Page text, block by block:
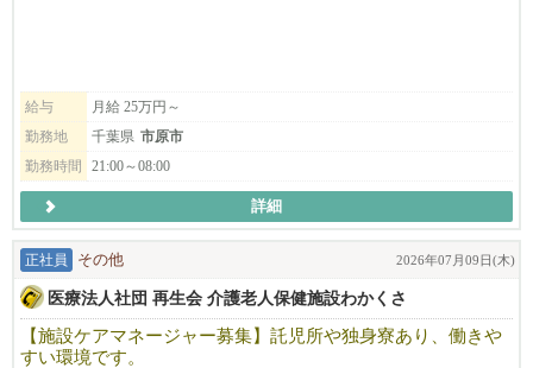
【待遇・福利厚生】
■ 資格取得支援制度あり
■ 研修制度充実
■ 交通費支給
■ 車・バイク通勤OK（駐車場あり）
給与
月給 25万円～
勤務地
千葉県 市原市
勤務時間
21:00～08:00
詳細
正社員 その他 2026年07月09日(木)
医療法人社団 再生会 介護老人保健施設わかくさ
【施設ケアマネージャー募集】託児所や独身寮あり、働きや
すい環境です。